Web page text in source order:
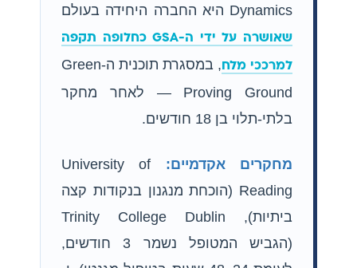
Dynamics היא החברה היחידה בעולם
שאושרה על ידי ה-GSA כחלופה תקפה
למרככי מלח
, במסגרת תוכנית ה-Green
Proving Ground — לאחר מחקר
בלתי-תלוי בן 18 חודשים.
מחקרים אקדמיים:
University of
Reading (הוכחת מנגנון בנקודות קצה
ביתיות), Trinity College Dublin
(הגביש המטופל נשמר 3 חודשים,